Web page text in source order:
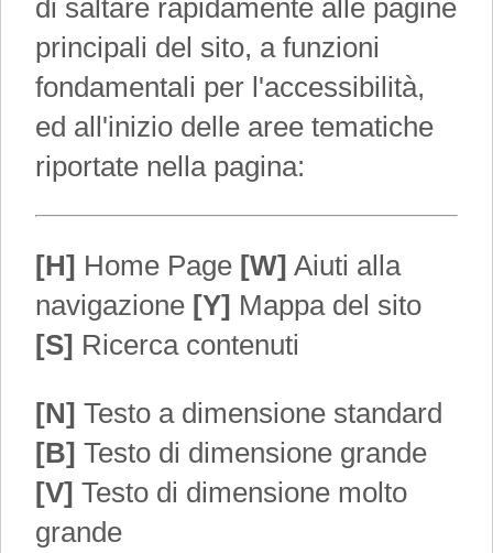
di saltare rapidamente alle pagine
principali del sito, a funzioni
fondamentali per l'accessibilità,
ed all'inizio delle aree tematiche
riportate nella pagina:
[H] Home Page [W] Aiuti alla
navigazione [Y] Mappa del sito
[S] Ricerca contenuti
[N] Testo a dimensione standard
[B] Testo di dimensione grande
[V] Testo di dimensione molto
grande